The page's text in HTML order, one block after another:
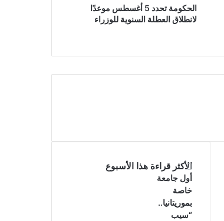
الحكومة تحدد 5 أغسطس موعدًا
لانطلاق العطلة السنوية للوزراء
الأكثر قراءة هذا الأسبوع
أول جامعة
خاصة
بموريتانيا..
“سيب